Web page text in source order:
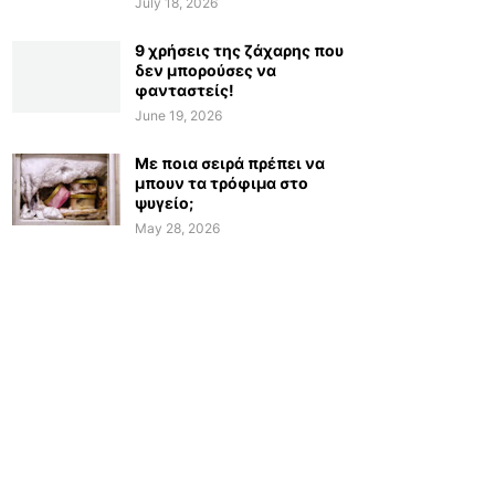
9 χρήσεις της ζάχαρης που
δεν μπορούσες να
φανταστείς!
June 19, 2026
Με ποια σειρά πρέπει να
μπουν τα τρόφιμα στο
ψυγείο;
May 28, 2026